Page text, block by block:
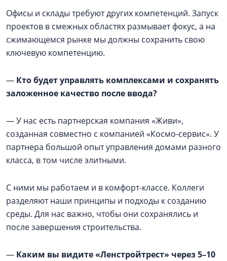
Офисы и склады требуют других компетенций. Запуск
проектов в смежных областях размывает фокус, а на
сжимающемся рынке мы должны сохранить свою
ключевую компетенцию.
— Кто будет управлять комплексами и сохранять
заложенное качество после ввода?
— У нас есть партнерская компания «Живи»,
созданная совместно с компанией «Космо-сервис». У
партнера большой опыт управления домами разного
класса, в том числе элитными.
С ними мы работаем и в комфорт-классе. Коллеги
разделяют наши принципы и подходы к созданию
среды. Для нас важно, чтобы они сохранялись и
после завершения строительства.
— Каким вы видите «Ленстройтрест» через 5–10